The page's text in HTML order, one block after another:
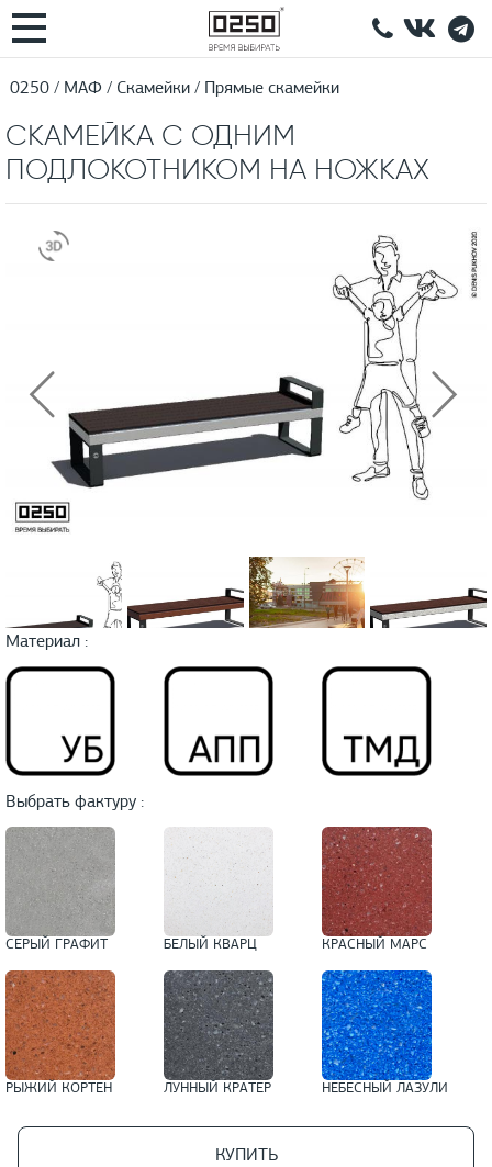
0250 МАФ Скамейки Прямые скамейки
СКАМЕЙКА С ОДНИМ
ПОДЛОКОТНИКОМ НА НОЖКАХ
Материал :
Выбрать фактуру :
СЕРЫЙ ГРАФИТ БЕЛЫЙ КВАРЦ КРАСНЫЙ МАРС
РЫЖИЙ КОРТЕН ЛУННЫЙ КРАТЕР НЕБЕСНЫЙ ЛАЗУЛИ
КУПИТЬ